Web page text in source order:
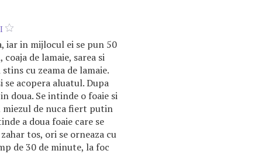
iar in mijlocul ei se pun 50
coaja de lamaie, sarea si
stins cu zeama de lamaie.
se acopera aluatul. Dupa
doua. Se intinde o foaie si
miezul de nuca fiert putin
a doua foaie care se
tos, ori se orneaza cu
de 30 de minute, la foc